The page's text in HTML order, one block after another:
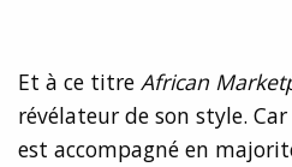
Et à ce titre African
révélateur de son style. Car
est accompagné en